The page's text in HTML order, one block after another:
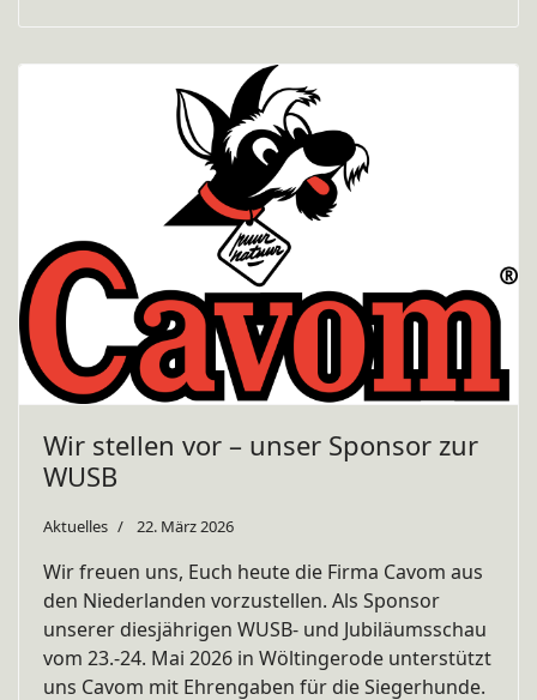
Wir stellen vor – unser Sponsor zur
WUSB
Aktuelles 22. März 2026
Wir freuen uns, Euch heute die Firma Cavom aus
den Niederlanden vorzustellen. Als Sponsor
unserer diesjährigen WUSB- und Jubiläumsschau
vom 23.-24. Mai 2026 in Wöltingerode unterstützt
uns Cavom mit Ehrengaben für die Siegerhunde.